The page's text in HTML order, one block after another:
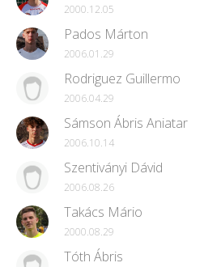
2000.12.05
Pados Márton
2006.01.29
Rodriguez Guillermo
2006.04.29
Sámson Ábris Aniatar
2006.10.14
Szentiványi Dávid
2006.08.26
Takács Mário
2000.08.29
Tóth Ábris